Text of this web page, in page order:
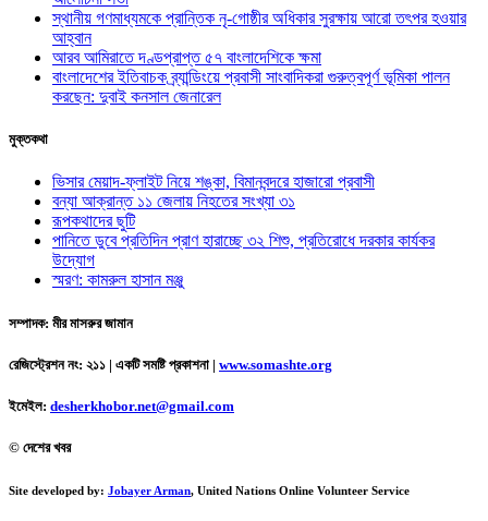
স্থানীয় গণমাধ্যমকে প্রান্তিক নৃ-গোষ্ঠীর অধিকার সুরক্ষায় আরো তৎপর হওয়ার
আহ্বান
আরব আমিরাতে দণ্ডপ্রাপ্ত ৫৭ বাংলাদেশিকে ক্ষমা
বাংলাদেশের ইতিবাচক ব্র্যান্ডিংয়ে প্রবাসী সাংবাদিকরা গুরুত্বপূর্ণ ভূমিকা পালন
করছেন: দুবাই কনসাল জেনারেল
মুক্তকথা
ভিসার মেয়াদ-ফ্লাইট নিয়ে শঙ্কা, বিমানবন্দরে হাজারো প্রবাসী
বন্যা আক্রান্ত ১১ জেলায় নিহতের সংখ্যা ৩১
রূপকথাদের ছুটি
পানিতে ডুবে প্রতিদিন প্রাণ হারাচ্ছে ৩২ শিশু, প্রতিরোধে দরকার কার্যকর
উদ্যোগ
স্মরণ: কামরুল হাসান মঞ্জু
সম্পাদক: মীর মাসরুর জামান
রেজিস্ট্রেশন নং: ২১১ | একটি সমষ্টি প্রকাশনা | www.somashte.org
ইমেইল: desherkhobor.net@gmail.com
© দেশের খবর
Site developed by: Jobayer Arman, United Nations Online Volunteer Service